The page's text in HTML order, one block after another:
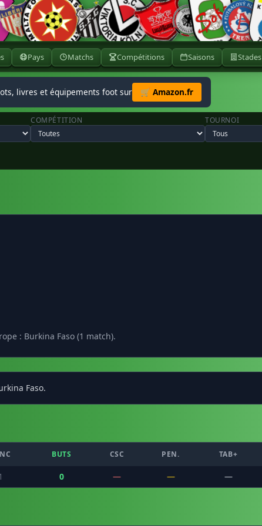
Pays Matchs Compétitions Saisons Stades
livres et équipements foot sur 🛒 Amazon.fr
COMPÉTITION TOURNOI
: Burkina Faso (1 match).
Faso.
BUTS CSC PEN. TAB+
0 — — —